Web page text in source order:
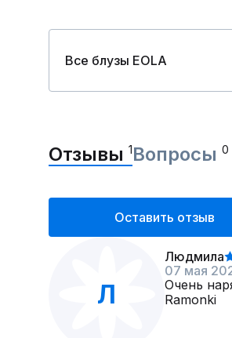
Все блузы EOLA
Отзывы 1Вопросы 0
Оставить отзыв
Л
Людмила
07 мая
Очень
Ramonki